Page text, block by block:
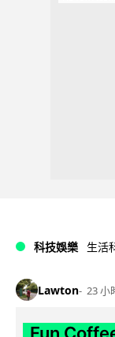
科技娛樂 生活
Lawton 23 小